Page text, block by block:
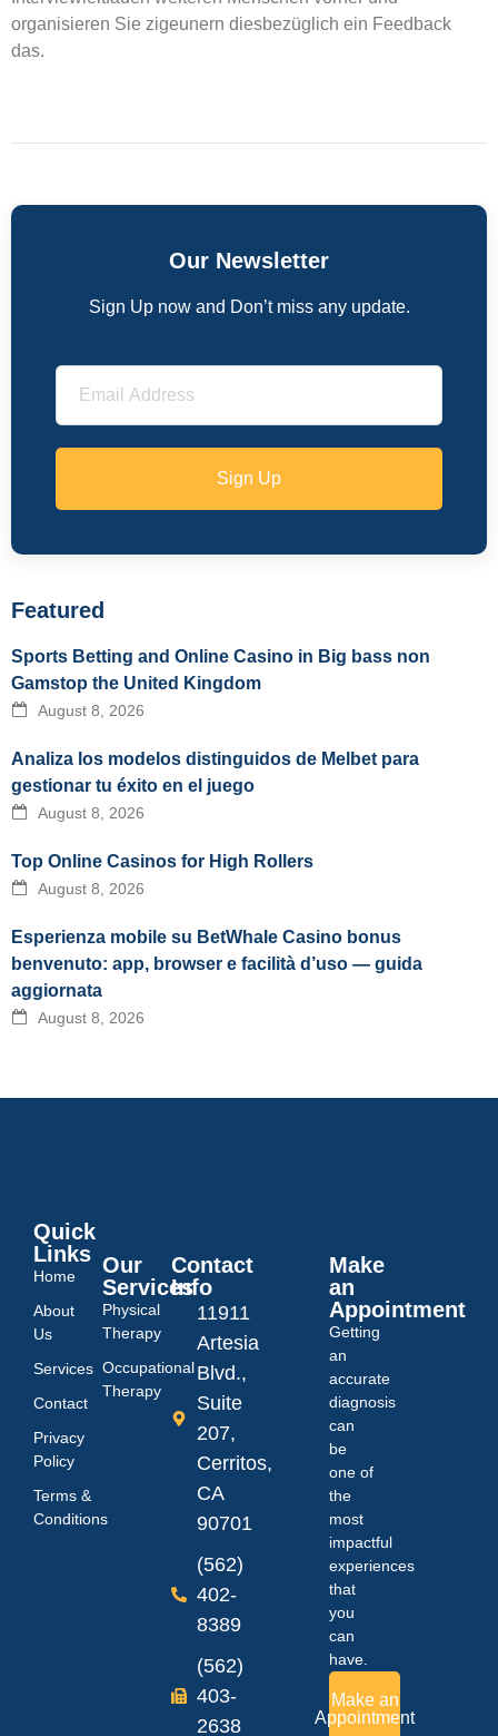
organisieren Sie zigeunern diesbezüglich ein Feedback
das.
Our Newsletter
Sign Up now and Don’t miss any update.
Sign Up
Featured
Sports Betting and Online Casino in Big bass non
Gamstop the United Kingdom
August 8, 2026
Analiza los modelos distinguidos de Melbet para
gestionar tu éxito en el juego
August 8, 2026
Top Online Casinos for High Rollers
August 8, 2026
Esperienza mobile su BetWhale Casino bonus
benvenuto: app, browser e facilità d’uso — guida
aggiornata
August 8, 2026
Quick
Links
Home
About
Us
Services
Contact
Privacy
Policy
Terms &
Conditions
Our
Services
Physical
Therapy
Occupational
Therapy
Contact
Info
11911
Artesia
Blvd.,
Suite
207,
Cerritos,
CA
90701
(562)
402-
8389
(562)
403-
2638
Make
an
Appointment
Getting
an
accurate
diagnosis
can
be
one of
the
most
impactful
experiences
that
you
can
have.
Make an
Appointment